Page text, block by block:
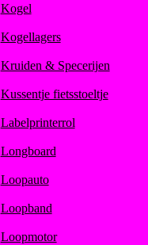
Kogel
Kogellagers
Kruiden & Specerijen
Kussentje fietsstoeltje
Labelprinterrol
Longboard
Loopauto
Loopband
Loopmotor